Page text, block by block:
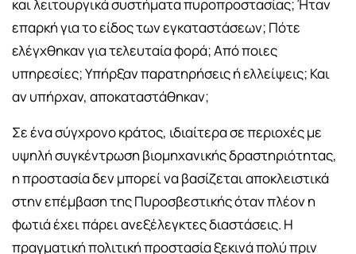
και λειτουργικά συστήματα πυροπροστασίας; Ήταν
επαρκή για το είδος των εγκαταστάσεων; Πότε
ελέγχθηκαν για τελευταία φορά; Από ποιες
υπηρεσίες; Υπήρξαν παρατηρήσεις ή ελλείψεις; Και
αν υπήρχαν, αποκαταστάθηκαν;
Σε ένα σύγχρονο κράτος, ιδιαίτερα σε περιοχές με
υψηλή συγκέντρωση βιομηχανικής δραστηριότητας,
η προστασία δεν μπορεί να βασίζεται αποκλειστικά
στην επέμβαση της Πυροσβεστικής όταν πλέον η
φωτιά έχει πάρει ανεξέλεγκτες διαστάσεις. Η
πραγματική πολιτική προστασία ξεκινά πολύ πριν